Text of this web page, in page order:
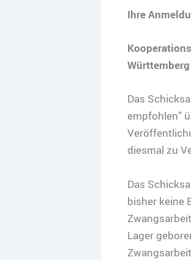
Ihre
Das
empfohlen”
diesmal zu
Das
bisher keine
Lager